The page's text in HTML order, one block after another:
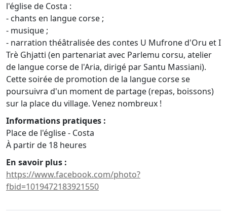
l'église de Costa :
- chants en langue corse ;
- musique ;
- narration théâtralisée des contes U Mufrone d'Oru et I
Trè Ghjatti (en partenariat avec Parlemu corsu, atelier
de langue corse de l'Aria, dirigé par Santu Massiani).
Cette soirée de promotion de la langue corse se
poursuivra d'un moment de partage (repas, boissons)
sur la place du village. Venez nombreux !
Informations pratiques :
Place de l'église - Costa
À partir de 18 heures
En savoir plus :
https://www.facebook.com/photo?
fbid=1019472183921550